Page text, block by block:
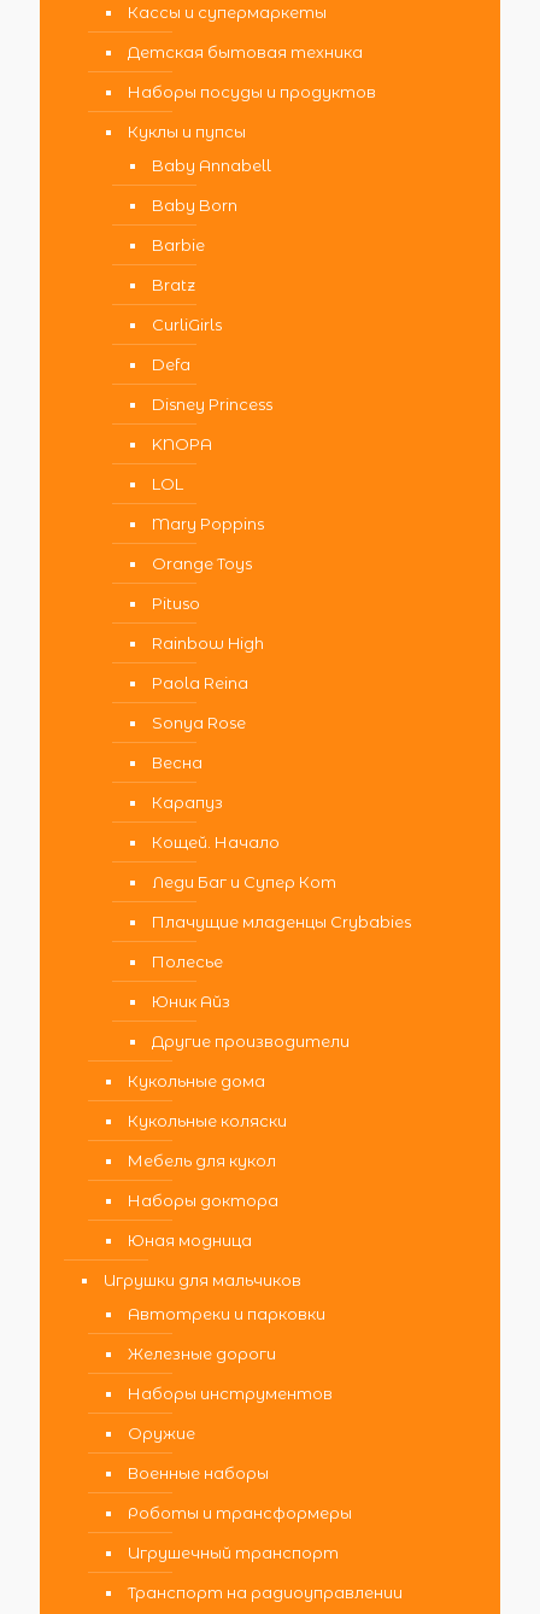
Кассы и супермаркеты
Детская бытовая техника
Наборы посуды и продуктов
Куклы и пупсы
Baby Annabell
Baby Born
Barbie
Bratz
CurliGirls
Defa
Disney Princess
KNOPA
LOL
Mary Poppins
Orange Toys
Pituso
Rainbow High
Paola Reina
Sonya Rose
Весна
Карапуз
Кощей. Начало
Леди Баг и Супер Кот
Плачущие младенцы Crybabies
Полесье
Юник Айз
Другие производители
Кукольные дома
Кукольные коляски
Мебель для кукол
Наборы доктора
Юная модница
Игрушки для мальчиков
Автотреки и парковки
Железные дороги
Наборы инструментов
Оружие
Военные наборы
Роботы и трансформеры
Игрушечный транспорт
Транспорт на радиоуправлении